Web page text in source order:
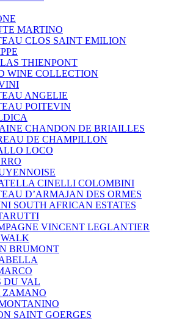
MARTINO
CLOS SAINT EMILION
THIENPONT
WINE COLLECTION
ANGELIE
POITEVIN
CHANDON DE BRIAILLES
DE CHAMPILLON
LOCO
CINELLI COLOMBINI
D’ARMAJAN DES ORMES
SOUTH AFRICAN ESTATES
VINCENT LEGLANTIER
BRUMONT
DU VAL
ZAMANO
SAINT GOERGES